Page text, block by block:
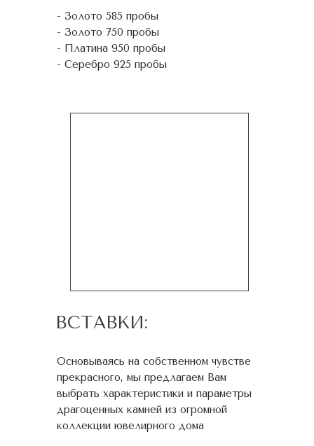
- Золото 585 пробы
- Золото 750 пробы
- Платина 950 пробы
- Серебро 925 пробы
ВСТАВКИ:
Основываясь на собственном чувстве
прекрасного, мы предлагаем Вам
выбрать характеристики и параметры
драгоценных камней из огромной
коллекции ювелирного дома